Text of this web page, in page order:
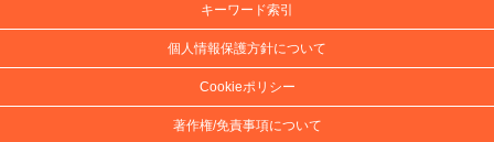
キーワード索引
個人情報保護方針について
Cookieポリシー
著作権/免責事項について